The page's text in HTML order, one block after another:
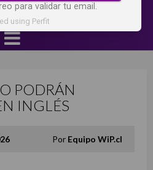
PODRÁN
INGLÉS
Por Equipo WiP.cl
para validar tu email.
using Perfit